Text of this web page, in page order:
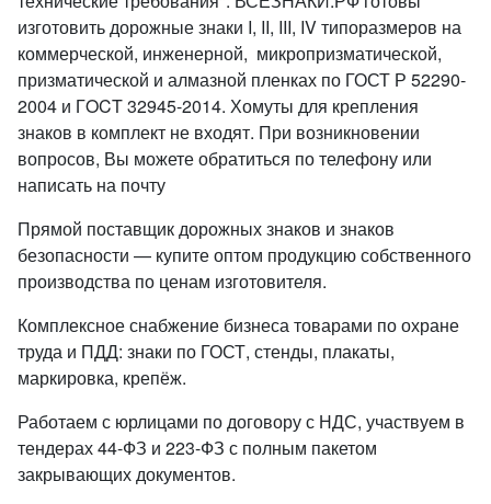
изготовить дорожные знаки I, II, III, IV типоразмеров на
коммерческой, инженерной, микропризматической,
призматической и алмазной пленках по ГОСТ Р 52290-
2004 и ГOCT 32945-2014. Хомуты для крепления
знаков в комплект не входят. При возникновении
вопросов, Вы можете обратиться по телефону или
написать на почту
Прямой поставщик дорожных знаков и знаков
безопасности — купите оптом продукцию собственного
производства по ценам изготовителя.
Комплексное снабжение бизнеса товарами по охране
труда и ПДД: знаки по ГОСТ, стенды, плакаты,
маркировка, крепёж.
Работаем с юрлицами по договору с НДС, участвуем в
тендерах 44-ФЗ и 223-ФЗ с полным пакетом
закрывающих документов.